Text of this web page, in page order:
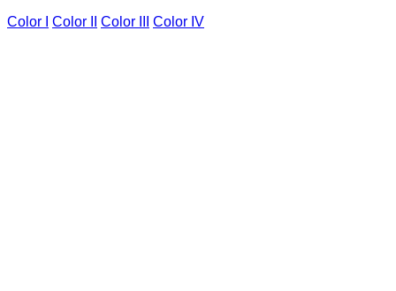
Color I
Color II Color III Color IV